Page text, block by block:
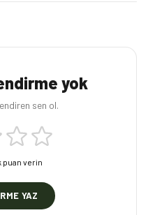
yok
sen ol.
puan verin
YAZ